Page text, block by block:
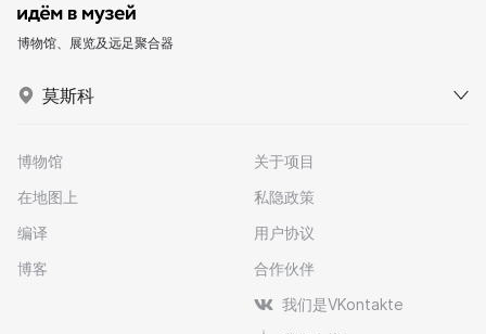
博物馆、展览及远足聚合器
莫斯科
博物馆
在地图上
编译
博客
关于项目
私隐政策
用户协议
合作伙伴
我们是VKontakte